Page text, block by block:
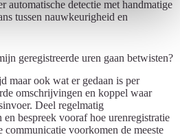
automatische detectie met handmatige
tussen nauwkeurigheid en
geregistreerde uren gaan betwisten?
maar ook wat er gedaan is per
omschrijvingen en koppel waar
Deel regelmatig
en bespreek vooraf hoe urenregistratie
communicatie voorkomen de meeste